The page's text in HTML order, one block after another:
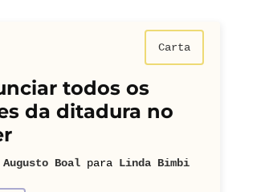
Carta
todos os
da ditadura no
Augusto Boal para Linda Bimbi